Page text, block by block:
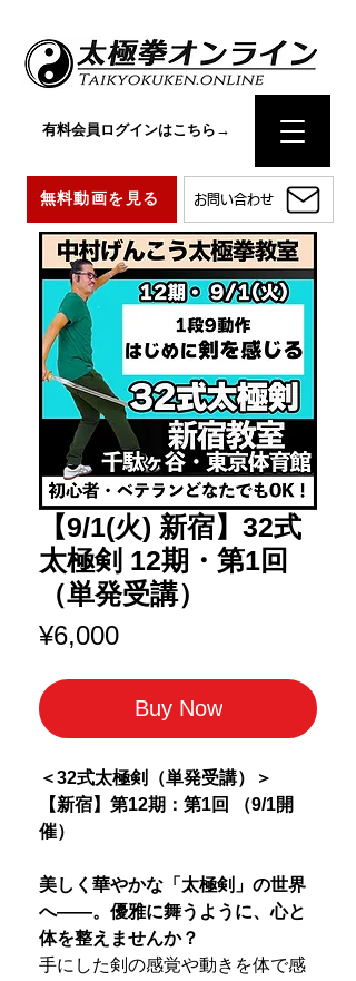
お問い合わせ
無料動画を見る
有料会員ログインはこちら→
【9/1(火) 新宿】32式
太極剣 12期・第1回
（単発受講）
¥6,000Price
Buy Now
＜32式太極剣（単発受講）＞
【新宿】第12期：第1回 （9/1開
催）
美しく華やかな「太極剣」の世界
へ――。優雅に舞うように、心と
体を整えませんか？
手にした剣の感覚や動きを体で感